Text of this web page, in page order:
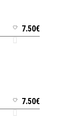
7.50€
7.50€